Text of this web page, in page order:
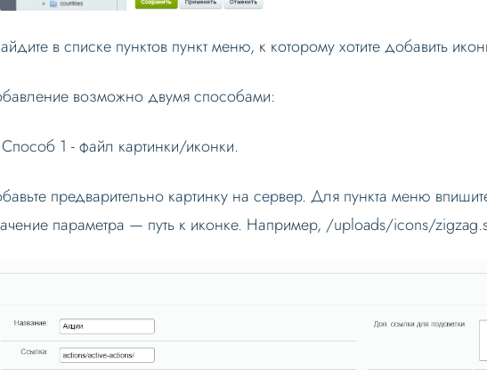
в списке пунктов пункт меню, к которому хотите добавить
возможно двумя способами:
1 - файл картинки/иконки.
предварительно картинку на сервер. Для пункта меню
параметра — путь к иконке. Например, /uploads/icons/